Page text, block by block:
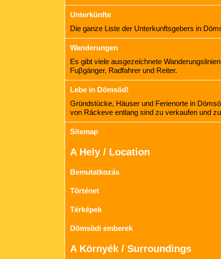
Unterkünfte
Die ganze Liste der Unterkunftsgebers in
Wanderungen
Es gibt viele ausgezeichnete
Fuβgänger, Radfahrer und Reiter.
Lebe in Dömsöd!
Gründstücke, Häuser und Ferienorte in
von Ráckeve entlang sind zu verkaufen und
Sitemap
A Hely / Location
Bemutatkozás
Történet
Térképek
Dömsödi emberek
A Környék / Surroundings